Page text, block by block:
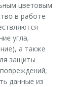
цветовым
в работе
угла,
а также
защиты
данные из